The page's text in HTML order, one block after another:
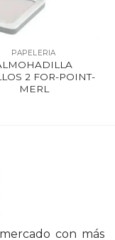
PAPELERIA
2 FOR-POINT-
MERL
con más